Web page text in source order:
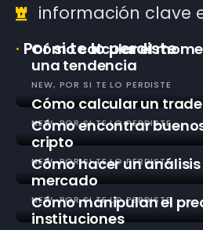
información clave
· Por si te lo perdiste
Cómo calcular el
una tendencia
NEW POR SI TE LO PERDISTE
Cómo calcular un
NEW POR SI TE LO PERDISTE
Cómo encontrar
cripto
NEW POR SI TE LO PERDISTE
Cómo hacer un
mercado
NEW POR SI TE LO PERDISTE
Cómo manipulan el
instituciones